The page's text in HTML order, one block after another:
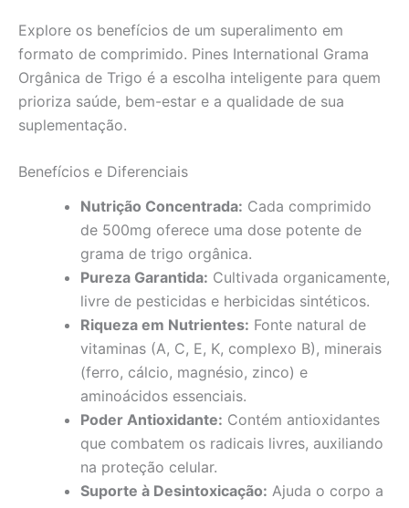
Explore os benefícios de um superalimento em
formato de comprimido. Pines International Grama
Orgânica de Trigo é a escolha inteligente para quem
prioriza saúde, bem-estar e a qualidade de sua
suplementação.
Benefícios e Diferenciais
Nutrição Concentrada: Cada comprimido
de 500mg oferece uma dose potente de
grama de trigo orgânica.
Pureza Garantida: Cultivada organicamente,
livre de pesticidas e herbicidas sintéticos.
Riqueza em Nutrientes: Fonte natural de
vitaminas (A, C, E, K, complexo B), minerais
(ferro, cálcio, magnésio, zinco) e
aminoácidos essenciais.
Poder Antioxidante: Contém antioxidantes
que combatem os radicais livres, auxiliando
na proteção celular.
Suporte à Desintoxicação: Ajuda o corpo a